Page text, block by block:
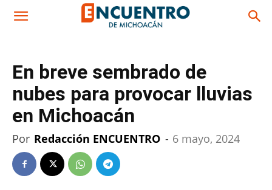
En breve sembrado de
nubes para provocar lluvias
en Michoacán
Por Redacción ENCUENTRO - 6 mayo, 2024